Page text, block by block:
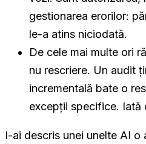
gestionarea erorilor:
le-a atins niciodată.
De cele mai multe ori
nu rescriere. Un audit
incrementală bate o
excepții specifice. Iată
I-ai descris unei unelte AI o